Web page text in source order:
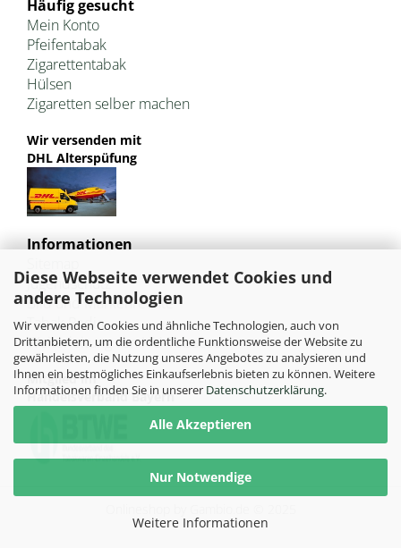
Diese Webseite verwendet Cookies und
andere Technologien
Wir verwenden Cookies und ähnliche Technologien, auch von
Drittanbietern, um die ordentliche Funktionsweise der Website zu
gewährleisten, die Nutzung unseres Angebotes zu analysieren und
Ihnen ein bestmögliches Einkaufserlebnis bieten zu können. Weitere
Informationen finden Sie in unserer Datenschutzerklärung.
Alle Akzeptieren
Nur Notwendige
Weitere Informationen
Häufig gesucht
Mein Konto
Pfeifentabak
Zigarettentabak
Hülsen
Zigaretten selber machen
Wir versenden mit
DHL Alterspüfung
Informationen
Jugendschutz
Bild und Markenrechte
Tabak Pedia
Weiterleitung von HU-Tobacco
Mitglied im
Handelsverband Bayern